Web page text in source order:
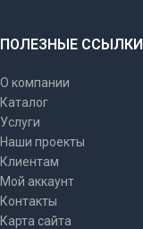
ПОЛЕЗНЫЕ ССЫЛКИ
О компании
Каталог
Услуги
Наши проекты
Клиентам
Мой аккаунт
Контакты
Карта сайта